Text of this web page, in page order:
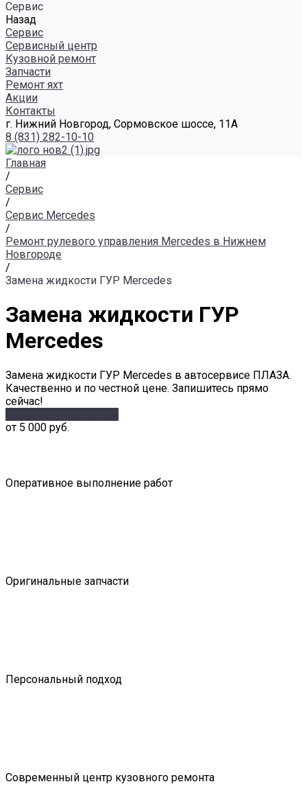
Сервис
Назад
Сервис
Сервисный центр
Кузовной ремонт
Запчасти
Ремонт яхт
Акции
Контакты
г. Нижний Новгород, Сормовское шоссе, 11А
8 (831) 282-10-10
Главная
/
Сервис
/
Сервис Mercedes
/
Ремонт рулевого управления Mercedes в Нижнем
Новгороде
/
Замена жидкости ГУР Mercedes
Замена жидкости ГУР
Mercedes
Замена жидкости ГУР Mercedes в автосервисе ПЛАЗА.
Качественно и по честной цене. Запишитесь прямо
сейчас!
от 5 000 руб.
Оперативное выполнение работ
Оригинальные запчасти
Персональный подход
Современный центр кузовного ремонта